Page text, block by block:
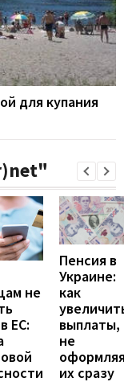
для купания
не
ЕС:
Пенсия в
Украине:
как
выплаты,
не
их сразу